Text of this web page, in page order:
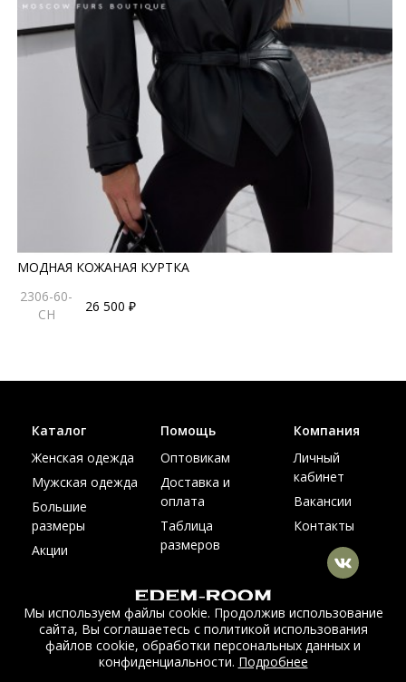
МОДНАЯ КОЖАНАЯ КУРТКА
2306-60-
CH
26 500 ₽
© Интернет магазин верхней одежды из меха и кожи
EDEM-ROOM 2011-2026
Каталог
Женская одежда
Мужская одежда
Большие
размеры
Акции
Помощь
Оптовикам
Доставка и
оплата
Таблица
размеров
Компания
Личный
кабинет
Вакансии
Контакты
Мы используем файлы cookie. Продолжив использование
сайта, Вы соглашаетесь с политикой использования
файлов cookie, обработки персональных данных и
конфиденциальности. Подробнее